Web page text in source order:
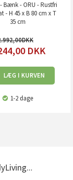
Bænk - ORU - Rustfri
- H 45 x B 80 cm x T
35 cm
DKK
LÆG I KURVEN
1-2 dage